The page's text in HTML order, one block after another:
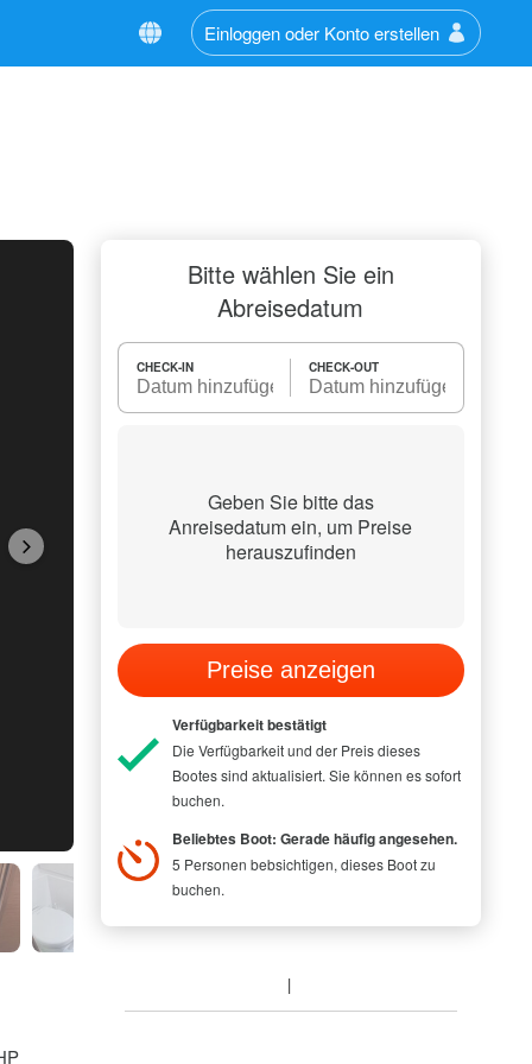
Einloggen oder Konto erstellen
MODEL
Bitte wählen Sie ein
Abreisedatum
CHECK-IN CHECK-OUT
Geben Sie bitte das
Anreisedatum ein, um Preise
herauszufinden
Preise anzeigen
Verfügbarkeit bestätigt
Die Verfügbarkeit und der Preis dieses
Bootes sind aktualisiert. Sie können es sofort
buchen.
Beliebtes Boot: Gerade häufig angesehen.
5 Personen bebsichtigen, dieses Boot zu
buchen.